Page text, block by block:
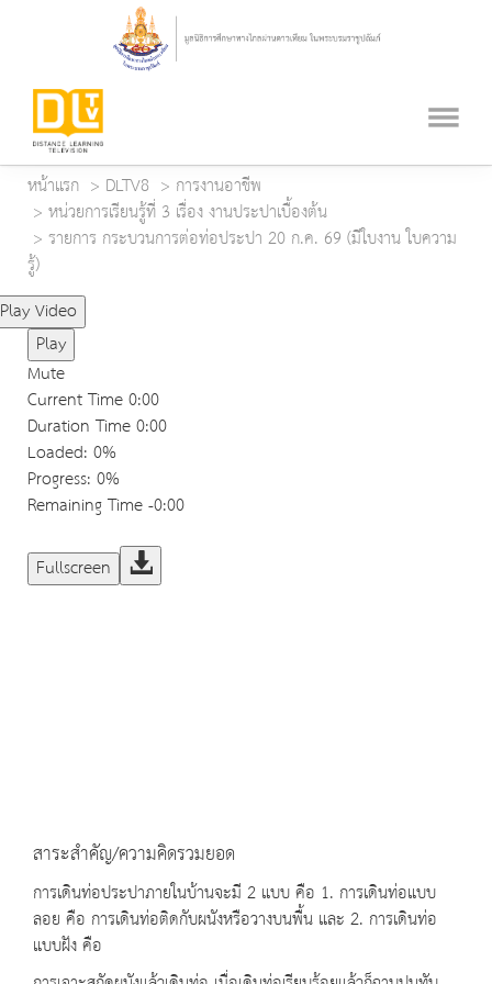
หน้าแรก DLTV8
การงานอาชีพ
หน่วยการเรียนรู้ที่ 3 เรื่อง งานประปาเบื้องต้น
รายการ กระบวนการต่อท่อประปา 20 ก.ค. 69 (มีใบงาน ใบความ
รู้)
Play Video
Play
Mute
Current Time0:00
Duration Time0:00
Loaded: 0%
Progress: 0%
Remaining Time-0:00
Fullscreen
สาระสำคัญ/ความคิดรวมยอด
การเดินท่อประปาภายในบ้านจะมี 2 แบบ คือ 1. การเดินท่อแบบ
ลอย คือ การเดินท่อติดกับผนังหรือวางบนพื้น และ 2. การเดินท่อ
แบบฝัง คือ